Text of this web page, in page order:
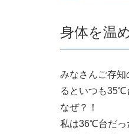
身体を温
みなさんご存知
るといつも35℃
なぜ？！
私は36℃台だっ